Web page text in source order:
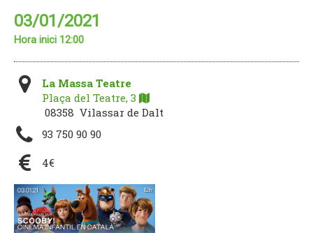
03/01/2021
Hora inici 12:00
La Massa Teatre
Plaça del Teatre, 3
08358 Vilassar de Dalt
93 750 90 90
4€